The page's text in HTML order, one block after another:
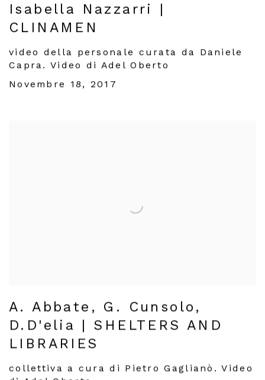
Isabella Nazzarri |
CLINAMEN
video della personale curata da Daniele
Capra. Video di Adel Oberto
Novembre 18, 2017
A. Abbate, G. Cunsolo,
D.D'elia | SHELTERS AND
LIBRARIES
collettiva a cura di Pietro Gaglianò. Video